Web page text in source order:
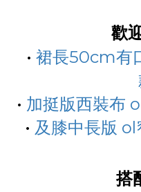
歡
• 裙長50cm有
• 加挺版西裝布
• 及膝中長版 ol
搭